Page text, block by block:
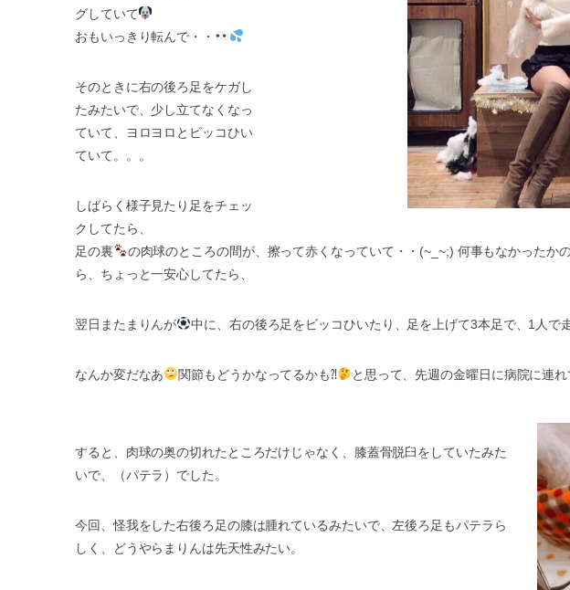
グしていて
おもいっきり転んで・・
そのときに右の後ろ足をケガし
たみたいで、少し立てなくなっ
ていて、ヨロヨロとビッコひい
ていて。。。
しばらく様子見たり足をチェッ
クしてたら、
足の裏
の肉球のところの間が、擦って赤くなっていて・・(~_~;) 何事もなかったか
ら、ちょっと一安心してたら、
翌日またまりんが 中に、右の後ろ足をビッコひいたり、足を上げて3本足で、1人で
なんか変だなあ 関節もどうかなってるかも⁈ と思って、先週の金曜日に病院に連れ
すると、肉球の奥の切れたところだけじゃなく、膝蓋骨脱臼をしていたみた
いで、（パテラ）でした。
今回、怪我をした右後ろ足の膝は腫れているみたいで、左後ろ足もパテラら
しく、どうやらまりんは先天性みたい。